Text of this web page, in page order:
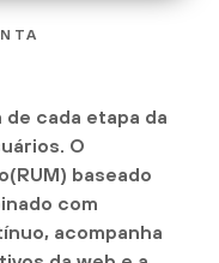
cada etapa da
O
baseado
com
acompanha